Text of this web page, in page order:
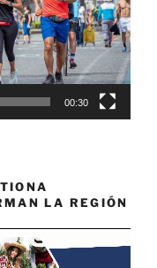
00:30
LA REGIÓN